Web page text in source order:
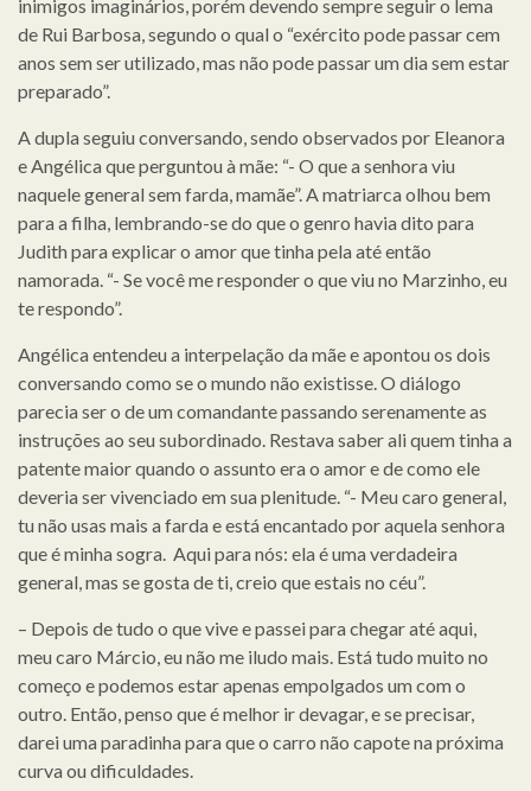
inimigos imaginários, porém devendo sempre seguir o lema
de Rui Barbosa, segundo o qual o “exército pode passar cem
anos sem ser utilizado, mas não pode passar um dia sem estar
preparado”.
A dupla seguiu conversando, sendo observados por Eleanora
e Angélica que perguntou à mãe: “- O que a senhora viu
naquele general sem farda, mamãe”. A matriarca olhou bem
para a filha, lembrando-se do que o genro havia dito para
Judith para explicar o amor que tinha pela até então
namorada. “- Se você me responder o que viu no Marzinho, eu
te respondo”.
Angélica entendeu a interpelação da mãe e apontou os dois
conversando como se o mundo não existisse. O diálogo
parecia ser o de um comandante passando serenamente as
instruções ao seu subordinado. Restava saber ali quem tinha a
patente maior quando o assunto era o amor e de como ele
deveria ser vivenciado em sua plenitude. “- Meu caro general,
tu não usas mais a farda e está encantado por aquela senhora
que é minha sogra. Aqui para nós: ela é uma verdadeira
general, mas se gosta de ti, creio que estais no céu”.
– Depois de tudo o que vive e passei para chegar até aqui,
meu caro Márcio, eu não me iludo mais. Está tudo muito no
começo e podemos estar apenas empolgados um com o
outro. Então, penso que é melhor ir devagar, e se precisar,
darei uma paradinha para que o carro não capote na próxima
curva ou dificuldades.